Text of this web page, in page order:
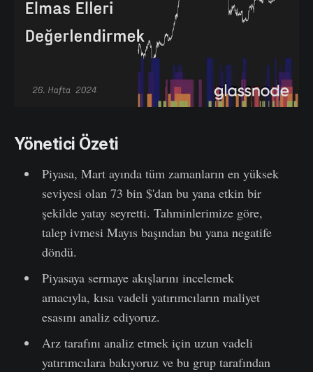
Yönetici Özeti
Piyasa, Mart ayında tüm zamanların en yüksek
seviyesi olan 73 bin $'dan bu yana etkin bir
şekilde yatay seyretti. Tahminlerimize göre,
talep ivmesi Mayıs başından bu yana negatife
döndü.
Piyasaya sermaye akışlarını incelemek
amacıyla, kısa vadeli yatırımcıların maliyet
esasını analiz ediyoruz.
Arz tarafını analiz etmek için uzun vadeli
yatırımcılara bakıyoruz ve bu grup tarafından